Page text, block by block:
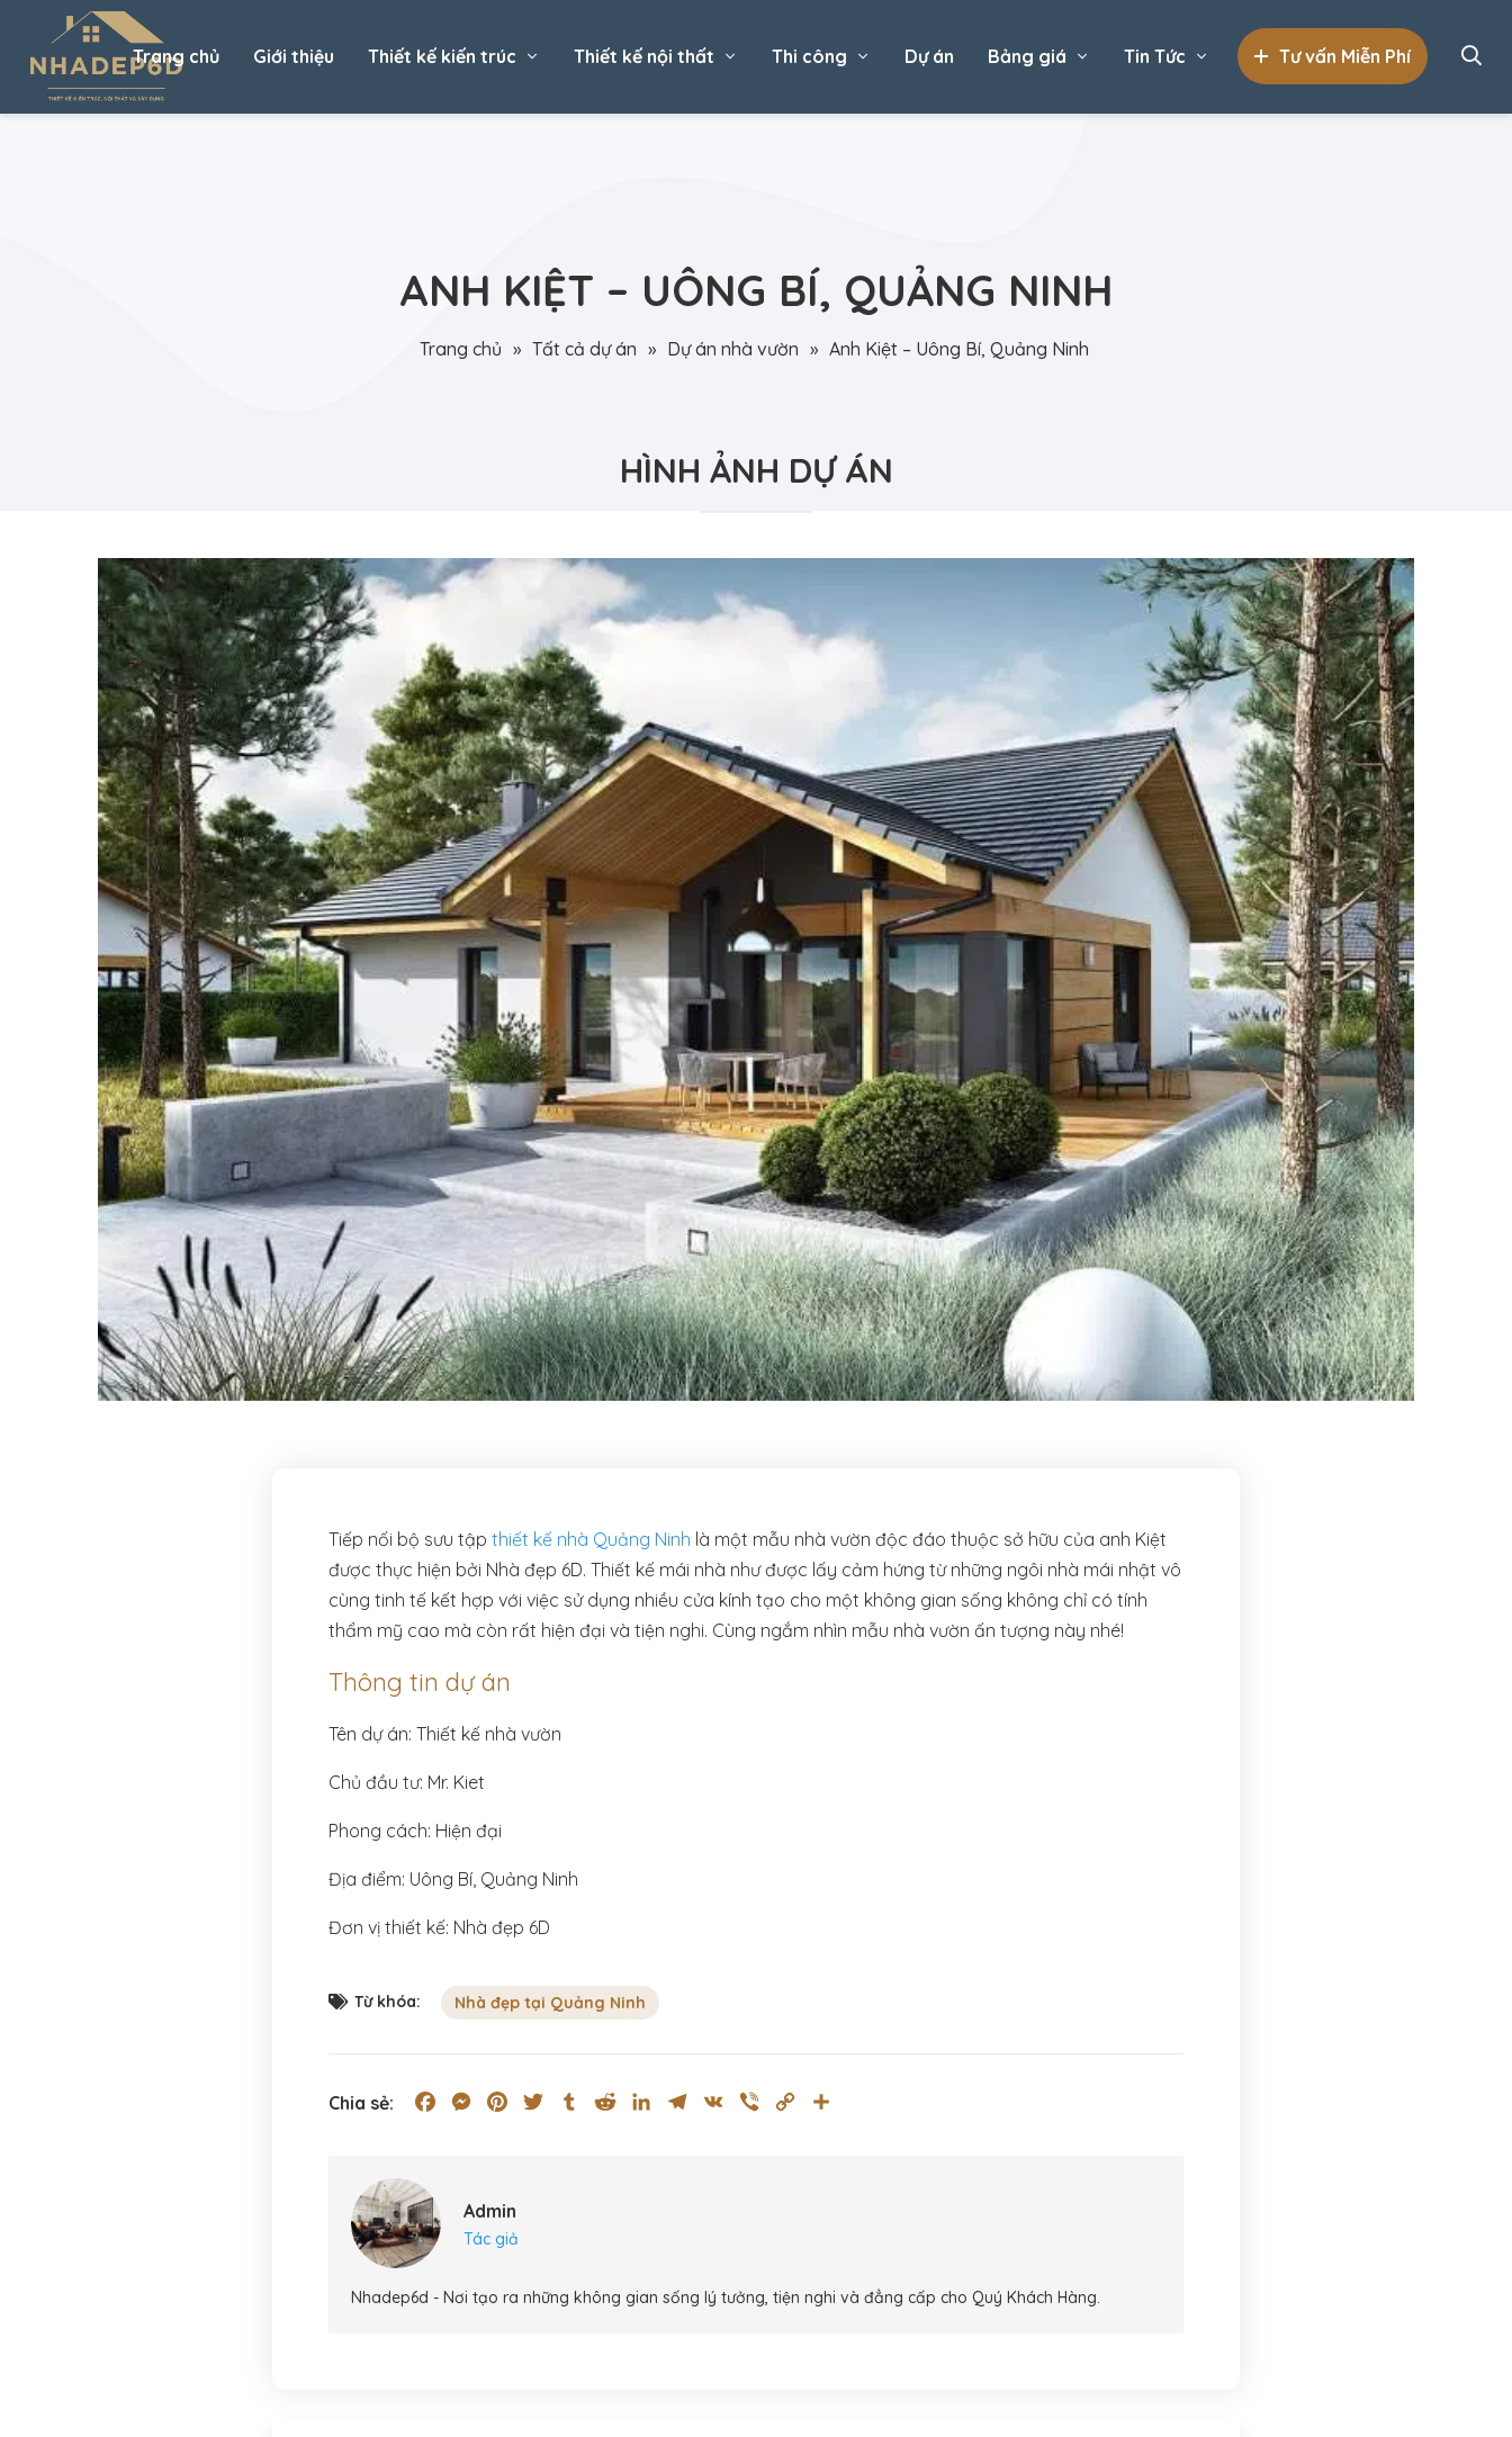
Trang chủ Giới thiệu Thiết kế kiến trúc Thiết kế nội thất Thi công Dự án Bảng giá Tin Tức Tư vấn Miễn Phí
ANH KIỆT – UÔNG BÍ, QUẢNG NINH
Trang chủ » Tất cả dự án » Dự án nhà vườn » Anh Kiệt – Uông Bí, Quảng Ninh
HÌNH ẢNH DỰ ÁN
Tiếp nối bộ sưu tập thiết kế nhà Quảng Ninh là một mẫu nhà vườn độc đáo thuộc sở hữu của anh Kiệt
được thực hiện bởi Nhà đẹp 6D. Thiết kế mái nhà như được lấy cảm hứng từ những ngôi nhà mái nhật vô
cùng tinh tế kết hợp với việc sử dụng nhiều cửa kính tạo cho một không gian sống không chỉ có tính
thẩm mỹ cao mà còn rất hiện đại và tiện nghi. Cùng ngắm nhìn mẫu nhà vườn ấn tượng này nhé!
Thông tin dự án
Tên dự án: Thiết kế nhà vườn
Chủ đầu tư: Mr. Kiet
Phong cách: Hiện đại
Địa điểm: Uông Bí, Quảng Ninh
Đơn vị thiết kế: Nhà đẹp 6D
Từ khóa: Nhà đẹp tại Quảng Ninh
Chia sẻ: FacebookMessenger
PinterestTwitterTumblrRedditLinkedInTelegram
VK Viber
Copy
Admin
Tác giả
Nhadep6d - Nơi tạo ra những không gian sống lý tưởng, tiện nghi và đẳng cấp cho Quý Khách Hàng.